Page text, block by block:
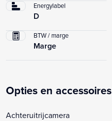
Energylabel
D
BTW / marge
Marge
Opties en accessoires
Achteruitrijcamera